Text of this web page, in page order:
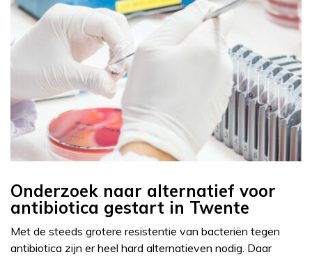
Onderzoek naar alternatief voor
antibiotica gestart in Twente
Met de steeds grotere resistentie van bacteriën tegen
antibiotica zijn er heel hard alternatieven nodig. Daar